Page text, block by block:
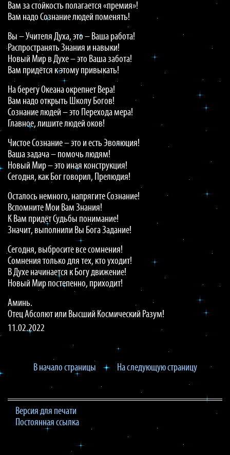
Вам за стойкость полагается «премия»!
Вам надо Сознание людей поменять!
Вы – Учителя Духа, это – Ваша работа!
Распространять Знания и навыки!
Новый Мир в Духе – это Ваша забота!
Вам придётся к этому привыкать!
На берегу Океана окрепнет Вера!
Вам надо открыть Школу Богов!
Сознание людей – это Перехода мера!
Главное, лишите людей оков!
Чистое Сознание – это и есть Эволюция!
Ваша задача – помочь людям!
Новый Мир – это иная конструкция!
Сегодня, как Бог говорил, Прелюдия!
Осталось немного, напрягите Сознание!
Вспомните Мои Вам Знания!
К Вам придёт Судьбы понимание!
Значит, выполнили Вы Бога Задание!
Сегодня, выбросите все сомнения!
Сомнения только для тех, кто уходит!
В Духе начинается к Богу движение!
Новый Мир постепенно, приходит!
Аминь.
Отец Абсолют или Высший Космический Разум!
11.02.2022
В начало страницы На следующую страницу
Версия для печати
Постоянная ссылка